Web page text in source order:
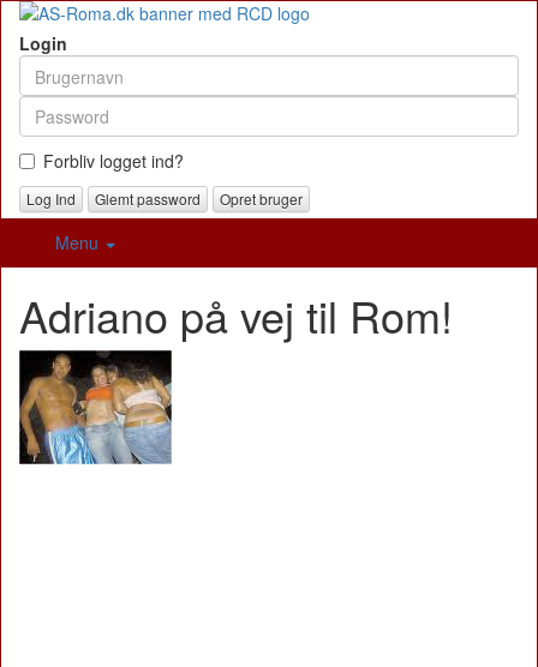
Login
Forbliv logget ind?
Glemt password Opret bruger
Menu
Adriano på vej til Rom!